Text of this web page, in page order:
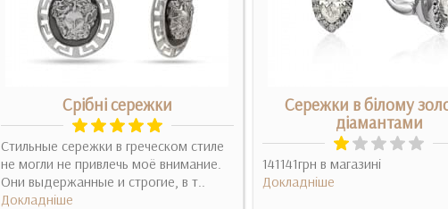
Срібні сережки
Стильные сережки в греческом стиле
не могли не привлечь моё внимание.
Они выдержанные и строгие, в т..
Докладніше
Сережки в білому
діамантами
141141грн в магазині
Докладніше